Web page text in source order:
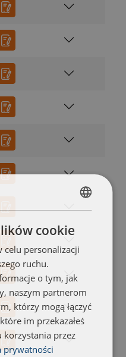
POLISH
ENGLISH TRANSLATION
cookie
personalizacji
ruchu.
o tym, jak
naszym partnerom
którzy mogą łączyć
im przekazałeś
przez
prywatności